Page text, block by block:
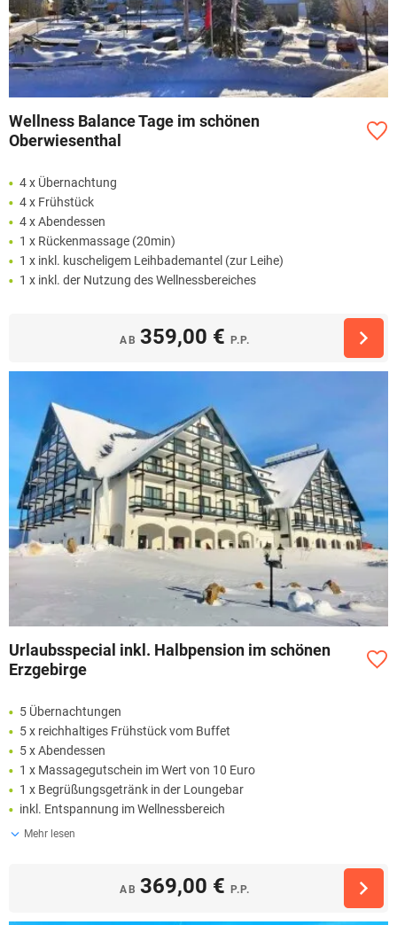
Wellness Balance Tage im schönen
Oberwiesenthal
4 x Übernachtung
4 x Frühstück
4 x Abendessen
1 x Rückenmassage (20min)
1 x inkl. kuscheligem Leihbademantel (zur Leihe)
1 x inkl. der Nutzung des Wellnessbereiches
AB 359,00 € P.P.
Urlaubsspecial inkl. Halbpension im schönen
Erzgebirge
5 Übernachtungen
5 x reichhaltiges Frühstück vom Buffet
5 x Abendessen
1 x Massagegutschein im Wert von 10 Euro
1 x Begrüßungsgetränk in der Loungebar
inkl. Entspannung im Wellnessbereich
Mehr lesen
AB 369,00 € P.P.